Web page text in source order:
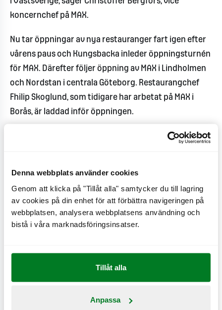
Denna webbplats använder cookies
Genom att klicka på "Tillåt alla" samtycker du till lagring
av cookies på din enhet för att förbättra navigeringen på
webbplatsen, analysera webbplatsens användning och
bistå i våra marknadsföringsinsatser.
Tillåt alla
Anpassa
koncernchef på MAX.
Nu tar öppningar av nya restauranger fart igen efter
vårens paus och Kungsbacka inleder öppningsturnén
för MAX. Därefter följer öppning av MAX i Lindholmen
och Nordstan i centrala Göteborg. Restaurangchef
Fhilip Skoglund, som tidigare har arbetat på MAX i
Borås, är laddad inför öppningen.
- Jag har anställt 50 fantastiska medarbetare som ser
Restaurangen har totalt plats för 170 gäster med en
Kungsbacka erbjuder flera takeaway-lösningar för